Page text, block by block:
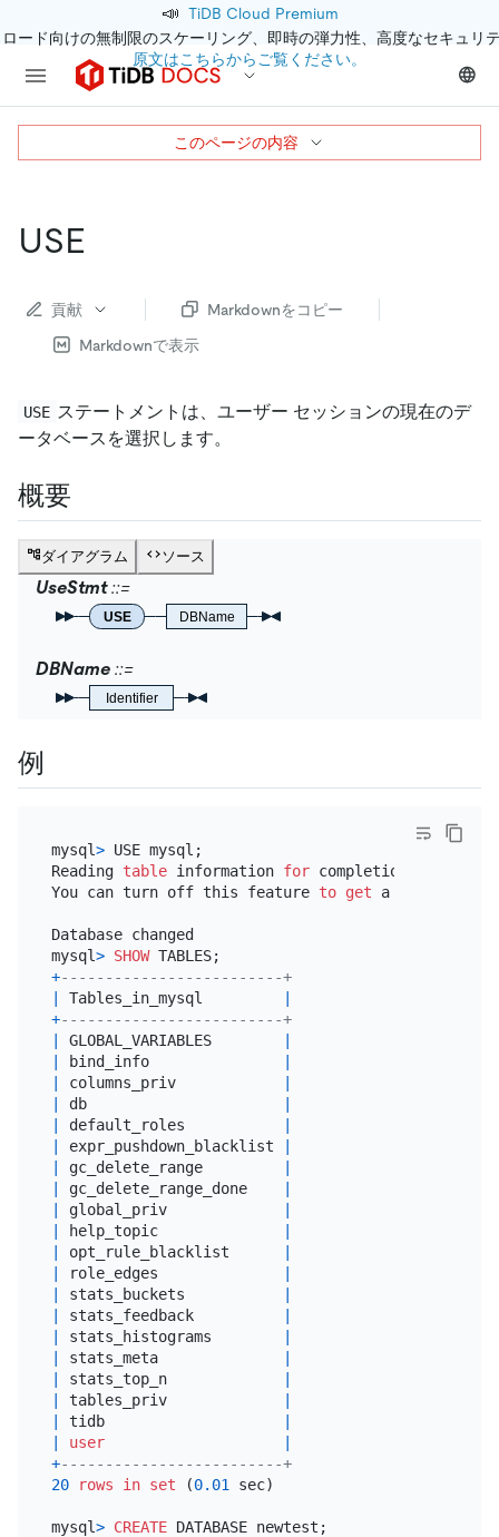
📣 TiDB Cloud Premium
ード向けの無制限のスケーリング、即時の弾力性、高度なセキュリ
原文はこちらからご覧ください。
USE
貢献
Markdownをコピー
Markdownで表示
USE ステートメントは、ユーザー セッションの現在のデ
ータベースを選択します。
概要
ダイアグラム ソース
UseStmt
USE DBName
DBName
Identifier
例
mysql> USE mysql;
Reading table information for completion
You can turn off this feature to get a quicker
Database changed
mysql> SHOW
+-------------------------+
|
Tables_in_mysql
|
+-------------------------+
|
GLOBAL_VARIABLES
|
|
bind_info
|
|
columns_priv
|
|
db
|
|
default_roles
|
|
expr_pushdown_blacklist
|
|
gc_delete_range
|
|
gc_delete_range_done
|
|
global_priv
|
|
help_topic
|
|
opt_rule_blacklist
|
|
role_edges
|
|
stats_buckets
|
|
stats_feedback
|
|
stats_histograms
|
|
stats_meta
|
|
stats_top_n
|
|
tables_priv
|
|
tidb
|
|
user
|
+-------------------------+
20
rows in set (0.01 sec)
mysql> CREATE DATABASE newtest;
このページの内容